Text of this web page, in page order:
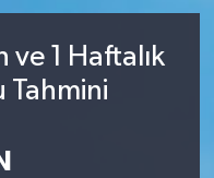
ve 1 Haftalık
Tahmini
Fikstür